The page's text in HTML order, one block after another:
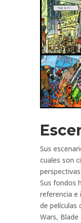
Sus
cuales son
Sus fondos
referencia e
de películas
Wars,